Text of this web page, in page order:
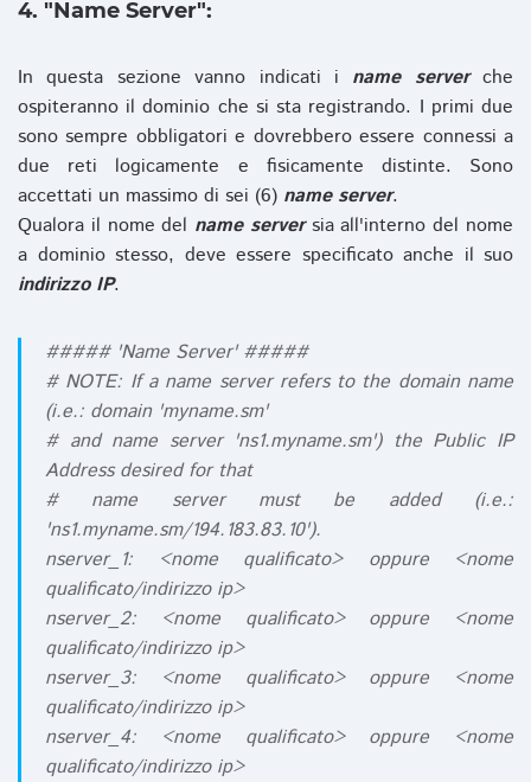
4. "Name Server":
In questa sezione vanno indicati i name serverche
ospiteranno il dominio che si sta registrando. I primi due
sono sempre obbligatori e dovrebbero essere connessi a
due reti logicamente e fisicamente distinte. Sono
accettati un massimo di sei (6) name server.
Qualora il nome del name serversia all'interno del nome
a dominio stesso, deve essere specificato anche il suo
indirizzo IP.
##### 'Name Server' #####
# NOTE: If a name server refers to the domain name
(i.e.: domain 'myname.sm'
# and name server 'ns1.myname.sm') the Public IP
Address desired for that
# name server must be added (i.e.:
'ns1.myname.sm/194.183.83.10').
nserver_1: <nome qualificato> oppure <nome
qualificato/indirizzo ip>
nserver_2: <nome qualificato> oppure <nome
qualificato/indirizzo ip>
nserver_3: <nome qualificato> oppure <nome
qualificato/indirizzo ip>
nserver_4: <nome qualificato> oppure <nome
qualificato/indirizzo ip>